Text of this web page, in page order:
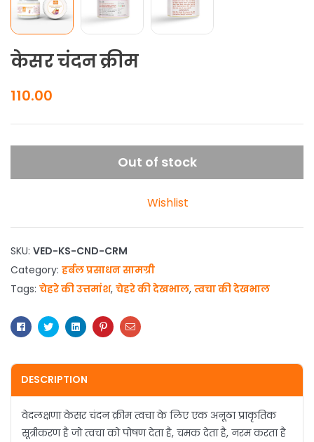
केसर चंदन क्रीम
110.00
Out of stock
Wishlist
SKU: VED-KS-CND-CRM
Category: हर्बल प्रसाधन सामग्री
Tags: चेहरे की उत्तमांश, चेहरे की देखभाल, त्वचा की देखभाल
Facebook
TwitterLinkedinPinterestEmail
DESCRIPTION
वेदलक्षणा केसर चंदन क्रीम त्वचा के लिए एक अनूठा प्राकृतिक
सूत्रीकरण है जो त्वचा को पोषण देता है, चमक देता है, नरम करता है